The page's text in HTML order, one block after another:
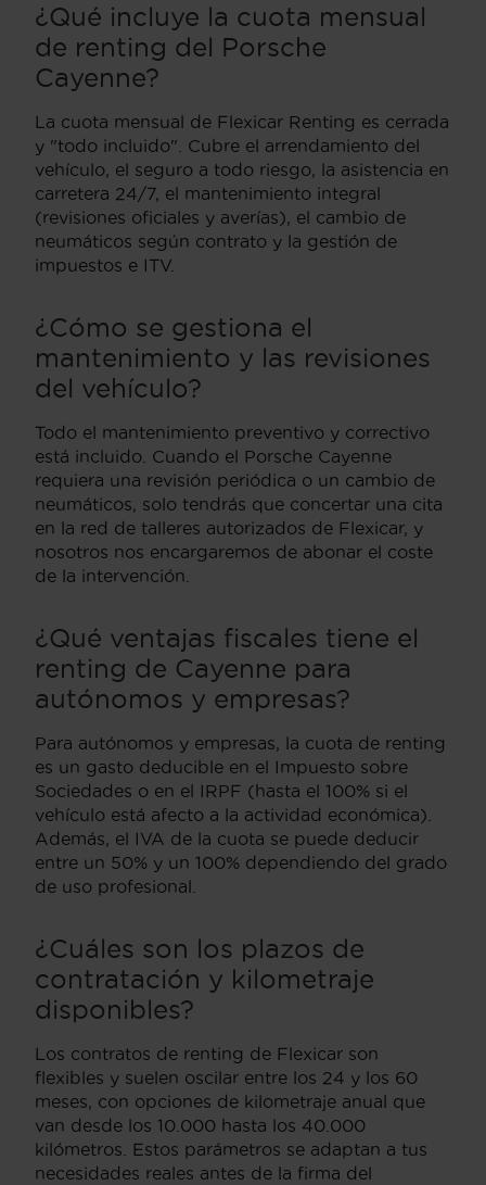
¿Qué incluye la cuota mensual
de renting del Porsche
Cayenne?
La cuota mensual de Flexicar Renting es cerrada
y "todo incluido". Cubre el arrendamiento del
vehículo, el seguro a todo riesgo, la asistencia en
carretera 24/7, el mantenimiento integral
(revisiones oficiales y averías), el cambio de
neumáticos según contrato y la gestión de
impuestos e ITV.
¿Cómo se gestiona el
mantenimiento y las revisiones
del vehículo?
Todo el mantenimiento preventivo y correctivo
está incluido. Cuando el Porsche Cayenne
requiera una revisión periódica o un cambio de
neumáticos, solo tendrás que concertar una cita
en la red de talleres autorizados de Flexicar, y
nosotros nos encargaremos de abonar el coste
de la intervención.
¿Qué ventajas fiscales tiene el
renting de Cayenne para
autónomos y empresas?
Para autónomos y empresas, la cuota de renting
es un gasto deducible en el Impuesto sobre
Sociedades o en el IRPF (hasta el 100% si el
vehículo está afecto a la actividad económica).
Además, el IVA de la cuota se puede deducir
entre un 50% y un 100% dependiendo del grado
de uso profesional.
¿Cuáles son los plazos de
contratación y kilometraje
disponibles?
Los contratos de renting de Flexicar son
flexibles y suelen oscilar entre los 24 y los 60
meses, con opciones de kilometraje anual que
van desde los 10.000 hasta los 40.000
kilómetros. Estos parámetros se adaptan a tus
necesidades reales antes de la firma del